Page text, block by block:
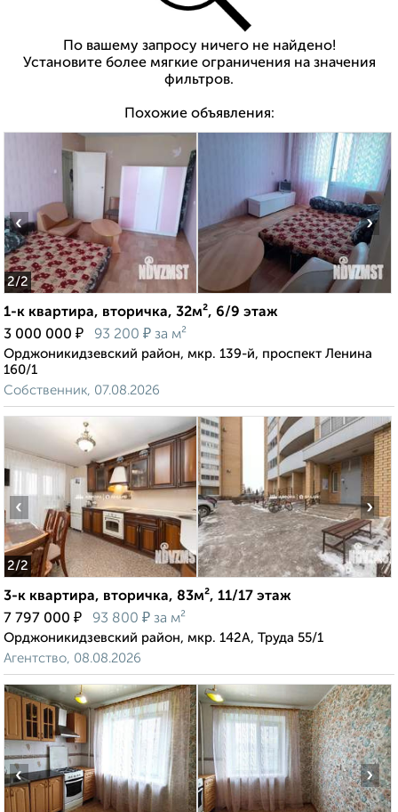
По вашему запросу ничего не найдено!
Установите более мягкие ограничения на значения
фильтров.
Похожие объявления:
2/2
‹ ›
1-к квартира, вторичка, 32м², 6/9 этаж
3 000 000 ₽ 93 200 ₽ за м²
Орджоникидзевский район, мкр. 139-й, проспект Ленина
160/1
Собственник, 07.08.2026
2/2
‹ ›
3-к квартира, вторичка, 83м², 11/17 этаж
7 797 000 ₽ 93 800 ₽ за м²
Орджоникидзевский район, мкр. 142А, Труда 55/1
Агентство, 08.08.2026
‹ ›